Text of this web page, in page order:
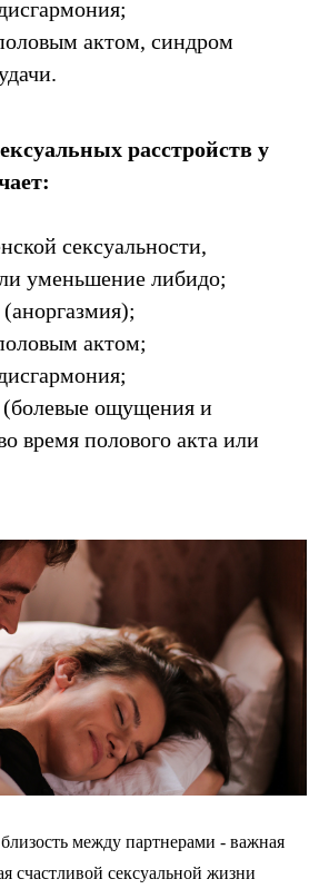
актом, синдром
расстройств у
сексуальности,
уменьшение либидо;
актом;
(болевые ощущения и
время полового акта или
между партнерами - важная
счастливой сексуальной жизни